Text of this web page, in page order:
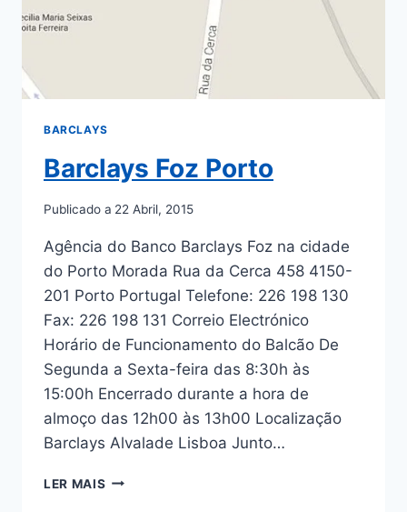
BARCLAYS
Barclays Foz Porto
Publicado a 22 Abril, 2015
Agência do Banco Barclays Foz na cidade
do Porto Morada Rua da Cerca 458 4150-
201 Porto Portugal Telefone: 226 198 130
Fax: 226 198 131 Correio Electrónico
Horário de Funcionamento do Balcão De
Segunda a Sexta-feira das 8:30h às
15:00h Encerrado durante a hora de
almoço das 12h00 às 13h00 Localização
Barclays Alvalade Lisboa Junto…
LER MAIS BARCLAYS